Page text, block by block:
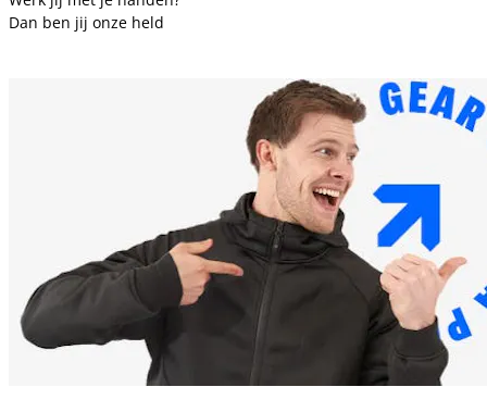
Dan ben jij onze held